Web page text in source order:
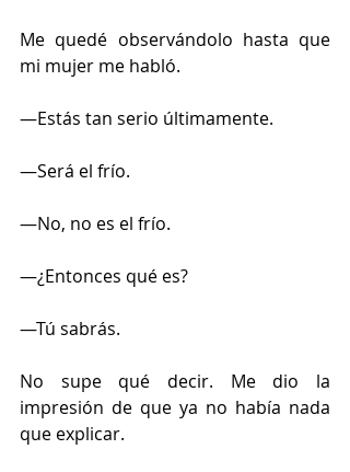
Me quedé observándolo hasta que
mi mujer me habló.
—Estás tan serio últimamente.
—Será el frío.
—No, no es el frío.
—¿Entonces qué es?
—Tú sabrás.
No supe qué decir. Me dio la
impresión de que ya no había nada
que explicar.